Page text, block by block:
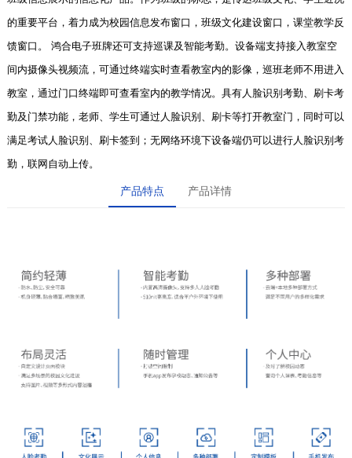
的重要平台，着力成为校园信息发布窗口，班级文化建设窗口，课堂教学反
馈窗口。 鸿合电子班牌还可支持巡课及智能考勤。设备端支持接入教室空
间内摄像头视频流，可通过终端实时查看教室内的影像，巡班老师不用进入
教室，通过门口终端即可查看室内的教学情况。具有人脸识别考勤、刷卡考
勤及门禁功能，老师、学生可通过人脸识别、刷卡等打开教室门，同时可以
满足考试人脸识别、刷卡签到；无网络环境下设备端仍可以进行人脸识别考
勤，联网自动上传。
产品特点 产品详情